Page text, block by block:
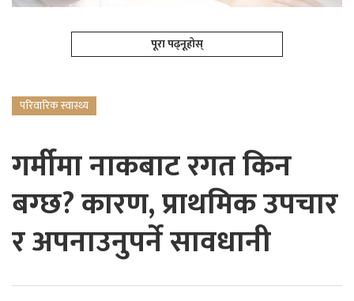
पूरा पढ्नूहोस्
परिवारिक स्वास्थ्य
गर्मीमा नाकबाट रगत किन
बग्छ? कारण, प्राथमिक उपचार
र अपनाउनुपर्ने सावधानी